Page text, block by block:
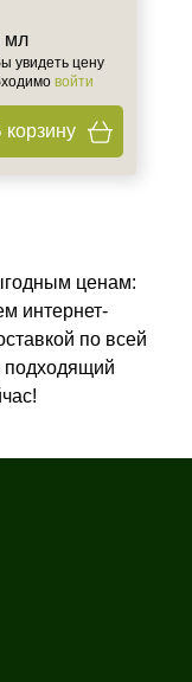
мл
увидеть цену
войти
корзину
ценам:
интернет-
по всей
подходящий